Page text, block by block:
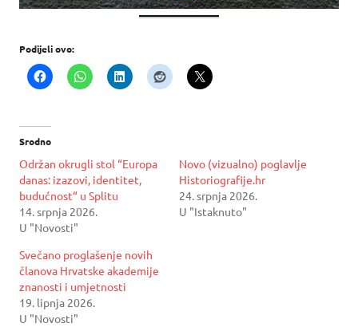
Podijeli ovo:
Srodno
Održan okrugli stol “Europa
danas: izazovi, identitet,
budućnost“ u Splitu
14. srpnja 2026.
U "Novosti"
Novo (vizualno) poglavlje
Historiografije.hr
24. srpnja 2026.
U "Istaknuto"
Svečano proglašenje novih
članova Hrvatske akademije
znanosti i umjetnosti
19. lipnja 2026.
U "Novosti"